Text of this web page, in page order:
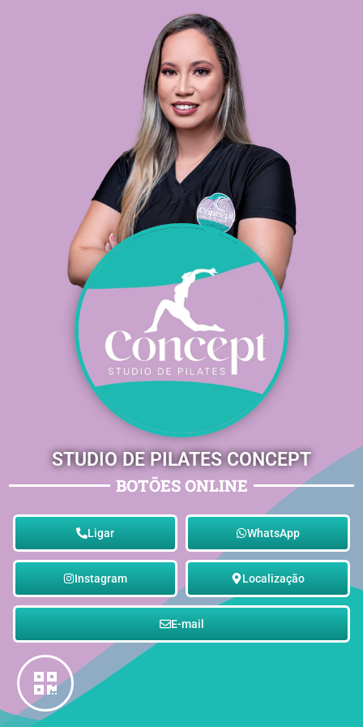
STUDIO DE PILATES CONCEPT
BOTÕES ONLINE
Ligar WhatsApp
Instagram Localização
E-mail